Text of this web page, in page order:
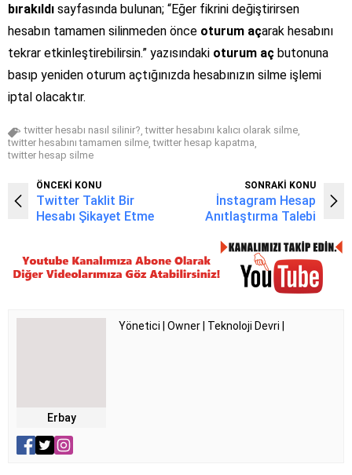
bırakıldı sayfasında bulunan; “Eğer fikrini değiştirirsen
hesabın tamamen silinmeden önce oturum açarak hesabını
tekrar etkinleştirebilirsin.” yazısındaki oturum aç butonuna
basıp yeniden oturum açtığınızda hesabınızın silme işlemi
iptal olacaktır.
twitter hesabı nasıl silinir? ,twitter hesabını kalıcı olarak silme
twitter hesabını tamamen silme ,twitter hesap kapatma
twitter hesap silme
ÖNCEKİ KONU
Twitter Taklit Bir
Hesabı Şikayet Etme
SONRAKİ KONU
İnstagram Hesap
Anıtlaştırma Talebi
Erbay
Yönetici | Owner | Teknoloji Devri |